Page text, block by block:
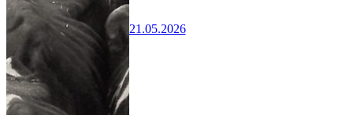
21.05.2026